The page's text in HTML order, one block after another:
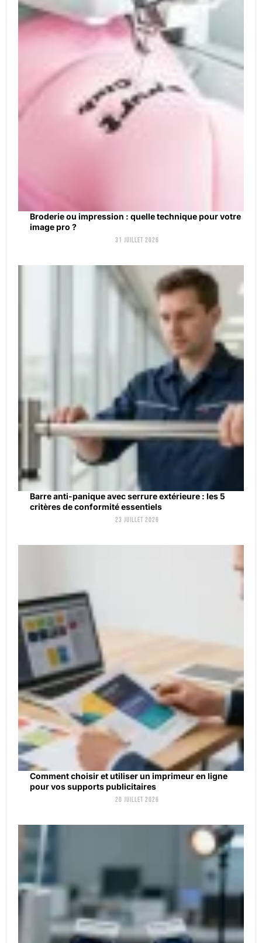
Broderie ou impression : quelle technique pour votre
image pro ?
31 juillet 2026
Barre anti-panique avec serrure extérieure : les 5
critères de conformité essentiels
23 juillet 2026
Comment choisir et utiliser un imprimeur en ligne
pour vos supports publicitaires
20 juillet 2026